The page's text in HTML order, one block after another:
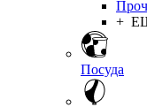
+
Посуда